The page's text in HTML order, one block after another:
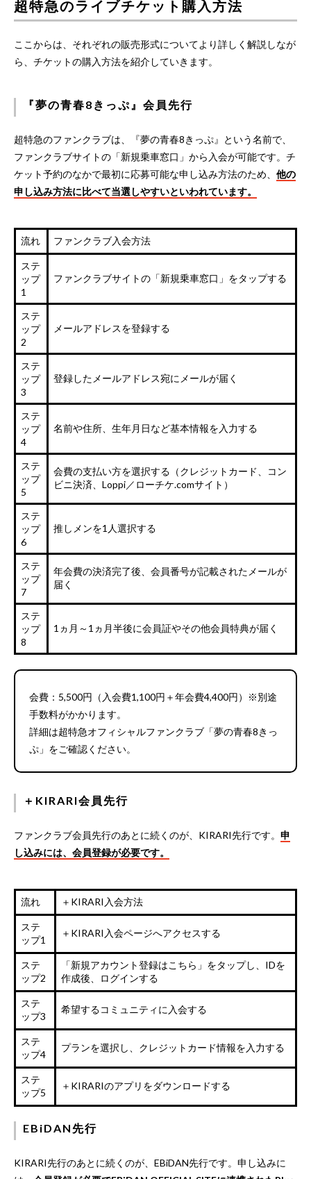
超特急のライブチケット購入方法
ここからは、それぞれの販売形式についてより詳しく解説しなが
ら、チケットの購入方法を紹介していきます。
『夢の青春8きっぷ』会員先行
超特急のファンクラブは、『夢の青春8きっぷ』という名前で、
ファンクラブサイトの「新規乗車窓口」から入会が可能です。チ
ケット予約のなかで最初に応募可能な申し込み方法のため、 他の
申し込み方法に比べて当選しやすいといわれています。
流れ ファンクラブ入会方法
ステ
ップ
1
ファンクラブサイトの「新規乗車窓口」をタップする
ステ
ップ
2
メールアドレスを登録する
ステ
ップ
3
登録したメールアドレス宛にメールが届く
ステ
ップ
4
名前や住所、生年月日など基本情報を入力する
ステ
ップ
5
会費の支払い方を選択する（クレジットカード、コン
ビニ決済、Loppi／ローチケ.comサイト）
ステ
ップ
6
推しメンを1人選択する
ステ
ップ
7
年会費の決済完了後、会員番号が記載されたメールが
届く
ステ
ップ
8
1ヵ月～1ヵ月半後に会員証やその他会員特典が届く
会費：5,500円（入会費1,100円＋年会費4,400円）※別途
手数料がかかります。
詳細は超特急オフィシャルファンクラブ「夢の青春8きっ
ぷ」をご確認ください。
＋KIRARI会員先行
ファンクラブ会員先行のあとに続くのが、KIRARI先行です。 申
し込みには、会員登録が必要です。
流れ ＋KIRARI入会方法
ステ
ップ1
＋KIRARI入会ページへアクセスする
ステ
ップ2
「新規アカウント登録はこちら」をタップし、IDを
作成後、ログインする
ステ
ップ3
希望するコミュニティに入会する
ステ
ップ4
プランを選択し、クレジットカード情報を入力する
ステ
ップ5
＋KIRARIのアプリをダウンロードする
EBiDAN先行
KIRARI先行のあとに続くのが、EBiDAN先行です。申し込みに